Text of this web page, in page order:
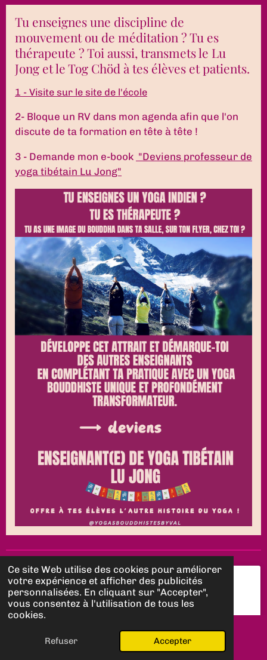
Ce site Web utilise des cookies pour améliorer
votre expérience et afficher des publicités
personnalisées. En cliquant sur "Accepter",
vous consentez à l'utilisation de tous les
cookies.
Refuser Accepter
Tu enseignes une discipline de
mouvement ou de méditation ? Tu es
thérapeute ? Toi aussi, transmets le Lu
Jong et le Tog Chöd à tes élèves et patients.
1 - Visite sur le site de l'école
2- Bloque un RV dans mon agenda afin que l'on
discute de ta formation en tête à tête !
3 - Demande mon e-book "Deviens professeur de
yoga tibétain Lu Jong"
E-mail Carte